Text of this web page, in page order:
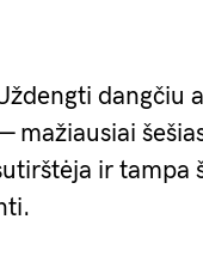
dangčiu
ir tampa